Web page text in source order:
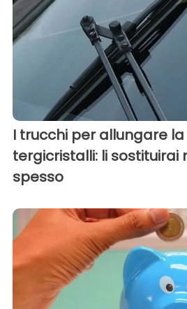
I trucchi per allungare
tergicristalli: li sostituirai
spesso